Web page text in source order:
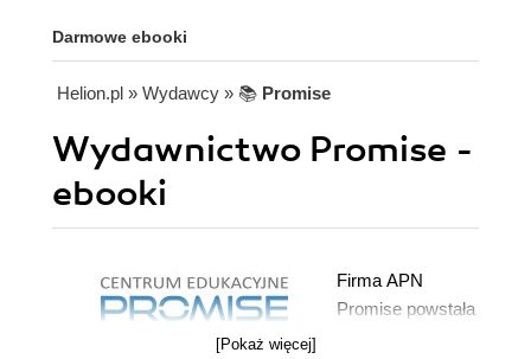
Darmowe ebooki
Helion.pl » Wydawcy » 📚 Promise
Wydawnictwo Promise -
ebooki
Firma APN
Promise powstała
[Pokaż więcej]